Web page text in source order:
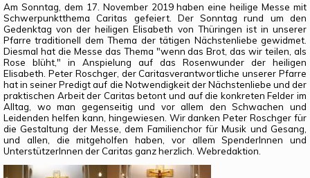
Am Sonntag, dem 17. November 2019 haben eine heilige Messe mit
Schwerpunktthema Caritas gefeiert. Der Sonntag rund um den
Gedenktag von der heiligen Elisabeth von Thüringen ist in unserer
Pfarre traditionell dem Thema der tätigen Nächstenliebe gewidmet.
Diesmal hat die Messe das Thema "wenn das Brot, das wir teilen, als
Rose blüht," in Anspielung auf das Rosenwunder der heiligen
Elisabeth. Peter Roschger, der Caritasverantwortliche unserer Pfarre
hat in seiner Predigt auf die Notwendigkeit der Nächstenliebe und der
praktischen Arbeit der Caritas betont und auf die konkreten Felder im
Alltag, wo man gegenseitig und vor allem den Schwachen und
Leidenden helfen kann, hingewiesen. Wir danken Peter Roschger für
die Gestaltung der Messe, dem Familienchor für Musik und Gesang,
und allen, die mitgeholfen haben, vor allem SpenderInnen und
UnterstützerInnen der Caritas ganz herzlich. Webredaktion.